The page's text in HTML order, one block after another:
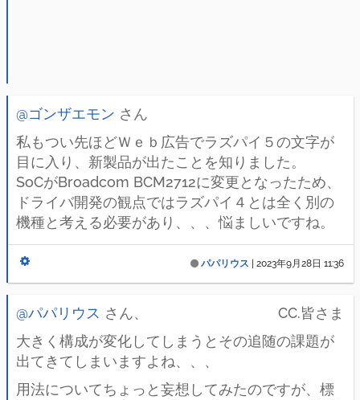
@ゴンザエモン さん
私もつい先ほどＷｅｂ広告でラズパイ５の文字が
目に入り、新製品が出たことを知りました。
SoCがBroadcom BCM2712に変更となったため、
ドライバ開発の観点ではラズパイ４とは全く別の
機種と考える必要があり、、、悩ましいですね。
パパリウス 2023年9月28日 11:36
@パパリウス さん、 CC.皆さま
大きく構成が変化してしまうとその追随の課題が
出てきてしまいますよね、、、
用法についてちょっと妄想してみたのですが、標